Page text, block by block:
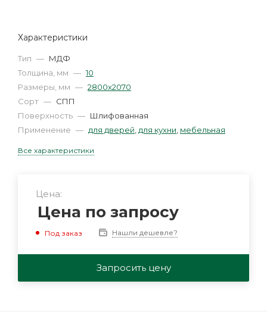
Характеристики
Тип — МДФ
Толщина, мм — 10
Размеры, мм — 2800х2070
Сорт — СПП
Поверхность — Шлифованная
Применение — для дверей для кухни мебельная
Все характеристики
Цена:
Цена по запросу
Под заказ Нашли дешевле?
Запросить цену